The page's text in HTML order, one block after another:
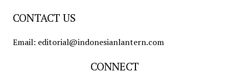
CONTACT US
Email: editorial@indonesianlantern.com
CONNECT